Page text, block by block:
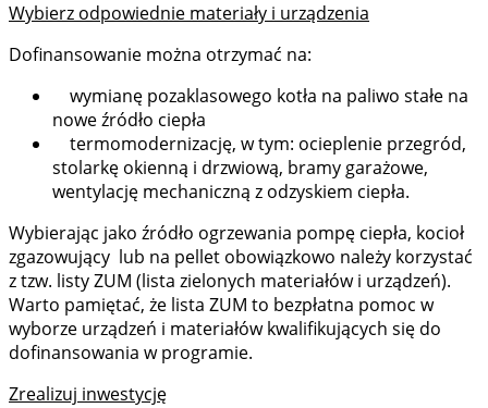
Wybierz odpowiednie materiały i urządzenia
Dofinansowanie można otrzymać na:
wymianę pozaklasowego kotła na paliwo stałe na
nowe źródło ciepła
termomodernizację, w tym: ocieplenie przegród,
stolarkę okienną i drzwiową, bramy garażowe,
wentylację mechaniczną z odzyskiem ciepła.
Wybierając jako źródło ogrzewania pompę ciepła, kocioł
zgazowujący lub na pellet obowiązkowo należy korzystać
z tzw. listy ZUM (lista zielonych materiałów i urządzeń).
Warto pamiętać, że lista ZUM to bezpłatna pomoc w
wyborze urządzeń i materiałów kwalifikujących się do
dofinansowania w programie.
Zrealizuj inwestycję